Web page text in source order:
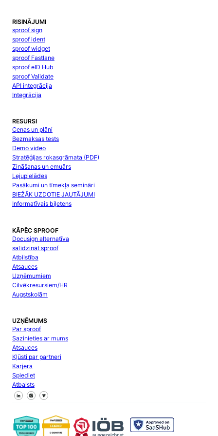
RISINĀJUMI
sproof sign
sproof ident
sproof widget
sproof Fastlane
sproof eID Hub
sproof Validate
API integrācija
Integrācija
RESURSI
Cenas un plāni
Bezmaksas tests
Demo video
Stratēģijas rokasgrāmata (PDF)
Zināšanas un emuārs
Lejupielādes
Pasākumi un tīmekļa semināri
BIEŽĀK UZDOTIE JAUTĀJUMI
Informatīvais biļetens
KĀPĒC SPROOF
Docusign alternatīva
salīdzināt sproof
Atbilstība
Atsauces
Uzņēmumiem
Cilvēkresursiem/HR
Augstskolām
UZŅĒMUMS
Par sproof
Sazinieties ar mums
Atsauces
Kļūsti par partneri
Karjera
Spiediet
Atbalsts
Sekojiet mums Facebook
Sekojiet mums X
Sekojiet mums LinkedIn